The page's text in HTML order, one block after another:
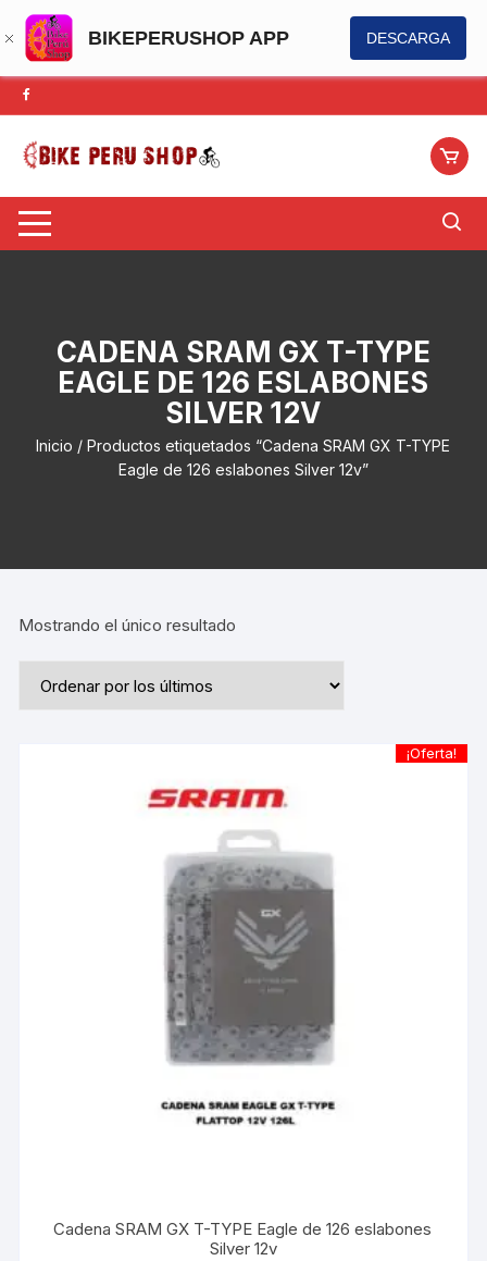
BIKEPERUSHOP APP DESCARGA
Saltar
al
contenido
CADENA SRAM GX T-TYPE
EAGLE DE 126 ESLABONES
SILVER 12V
Inicio / Productos etiquetados “Cadena SRAM GX T-TYPE
Eagle de 126 eslabones Silver 12v”
Mostrando el único resultado
¡Oferta!
Cadena SRAM GX T-TYPE Eagle de 126 eslabones
Silver 12v